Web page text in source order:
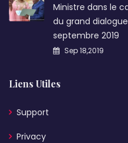
Ministre dans le
du grand
septembre 2019
Sep 18,2019
Liens Utiles
Support
Privacy